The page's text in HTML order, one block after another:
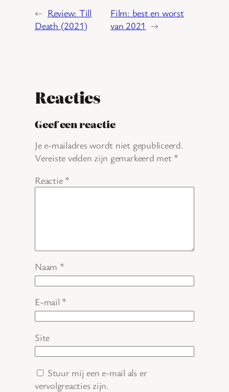
← Review: Till
Death (2021)
Film: best en worst
van 2021 →
Reacties
Geef een reactie
Je e-mailadres wordt niet gepubliceerd.
Vereiste velden zijn gemarkeerd met *
Reactie *
Naam *
E-mail *
Site
Stuur mij een e-mail als er
vervolgreacties zijn.